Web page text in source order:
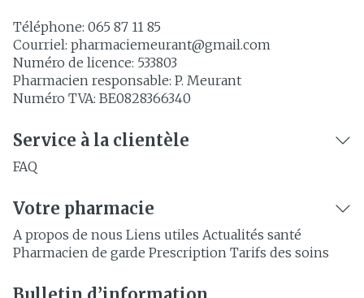
Téléphone: 065 87 11 85
Courriel: pharmaciemeurant@gmail.com
Numéro de licence: 533803
Pharmacien responsable: P. Meurant
Numéro TVA: BE0828366340
Service à la clientèle
FAQ
Votre pharmacie
A propos de nous Liens utiles Actualités santé
Pharmacien de garde Prescription Tarifs des soins